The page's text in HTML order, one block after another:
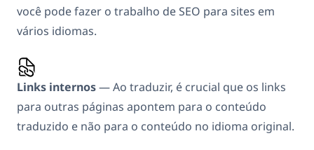
você pode fazer o trabalho de SEO para sites em
vários idiomas.
Links internos— Ao traduzir, é crucial que os links
para outras páginas apontem para o conteúdo
traduzido e não para o conteúdo no idioma original.